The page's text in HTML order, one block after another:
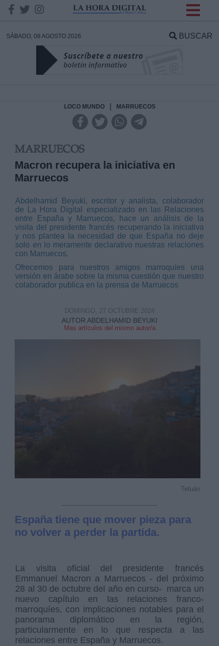
SÁBADO, 08 AGOSTO 2026 BUSCAR
LOCO MUNDO MARRUECOS
MARRUECOS
Macron recupera la iniciativa en
Marruecos
Abdelhamid Beyuki, escritor y analista, colaborador
de La Hora Digital especializado en las Relaciones
entre España y Marruecos, hace un análisis de la
visita del presidente francés recuperando la iniciativa
y nos plantea la necesidad de que España no deje
solo en lo meramente declarativo nuestras relaciones
con Marruecos.
Ofrecemos para nuestros amigos marroquíes una
versión en árabe sobre la misma cuestión que nuestro
colaborador publica en la prensa de Marruecos
AUTOR ABDELHAMID BEYUKI
Mas artículos del mismo autor/a
DOMINGO, 27 OCTUBRE 2024
Tetuán
España tiene que mover pieza para
no volver a perder la partida.
La visita oficial del presidente francés
Emmanuel Macron a Marruecos - del próximo
28 al 30 de octubre del año en curso- marca un
nuevo capítulo en las relaciones franco-
marroquíes, con implicaciones notables para el
panorama diplomático en la región,
particularmente en lo que respecta a las
relaciones entre España y Marruecos.
DATOS
Responsable:
Legitimación:
Destinatarios:
Derechos:
link
Información adicional